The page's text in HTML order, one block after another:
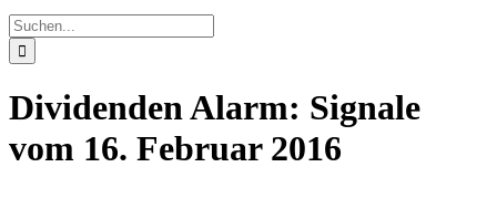
Suche
nach:
Dividenden Alarm: Signale
vom 16. Februar 2016